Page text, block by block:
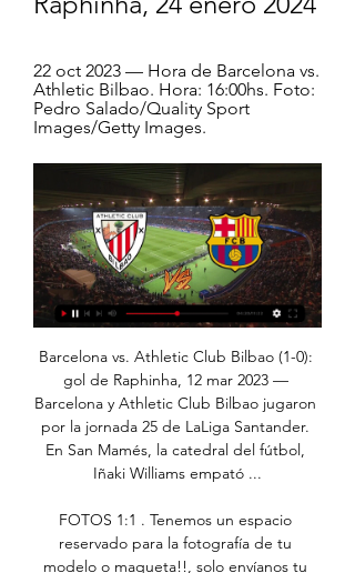
22 oct 2023 — Hora de Barcelona vs.
Athletic Bilbao. Hora: 16:00hs. Foto:
Pedro Salado/Quality Sport
Images/Getty Images.
Barcelona vs. Athletic Club Bilbao (1-0): gol de Raphinha, 12 mar 2023 — Barcelona y Athletic Club Bilbao jugaron por la jornada 25 de LaLiga Santander. En San Mamés, la catedral del fútbol, Iñaki Williams empató ...

FOTOS 1:1 . Tenemos un espacio reservado para la fotografía de tu modelo o maqueta!!, solo envíanos tu fotografía por e-mail a: hobbymex@hobbymex.com con tu nombre, edad, ciudad y una breve descripción de tu maqueta además de que elementos y técnicas utilizaste, no importa si no tienes mucha experiencia, lo que nos importa es que TU lo.

Ofertas de vuelos baratos de Santo Domingo República Dominicana a Dubai Emiratos Árabes Unidos. Encuentra las mejores ofertas de vuelos desde Santo Domingo República Dominicana a Dubai Emiratos Árabes Unidos y reserva tu billete de avión con Viajes el Corte Inglés.

Segundo tiempo | América vs Veracruz se miden HOY (EN VIVO ONLINE vía Azteca 7 y Univisión) por la fecha 17 del Torneo Clausura de la Liga MX …

Transmisión en vivo Toronto Blue Jays vs New York Yankees | MLB Live Blue Jays vs Yankees. 43 18161. blue; en; jays; live; mlb; New York Yankees vs Toronto Blue Jays; toronto; Toronto Blue Jays vs New York Yankees; transmisión; vivo; yankees; york; 43 replies to this post. Rolando Sanchez Perez. Ago 30, 2014 at 6:00 pm Reply. muy buena.

Athletic Club vs Barcelona en vivo El fútbol en el continente europeo esta volviendo a comenzar, y la bola vuelve a rodar en España, con grandes partidos que nos mantendrán pegados a la pantalla. Este domingo 23 de agosto, pasado el mediodía, se jugará uno de los partidos más importantes del día, y seguramente de toda la fecha, y es el que disputarán Athletic Club vs Barcelona.

Bienvenidos a AUVASA! Autobuses Urbanos de Valladolid pone a su disposición toda la información de líneas, recorridos, horarios, datos de interés y las últimas noticias de nuestro servicio de transporte de viajeros en la ciudad de Valladolid.

Banco Industrial, S. A. julio de 2003 – Actualidad 16 años 5 meses.. Universidad de San Carlos de Guatemala. Licenciatura, Contador Público y Auditor. 2003 – 2013. Aptitudes y validaciones Únete a LinkedIn para ver las aptitudes, las validaciones y el perfil completo de Fredy.

Guinea Ecuatorial alcanzó la independencia en fecha tardía respecto al contexto. España en el momento de la transmisión de poderes y, a continuación, en la salida del nuevo país de la fuerza militar española que allí había permanecido, tras la.

VER HOY Barcelona vs. Athletic Bilbao EN VIVO y - Bolavip 17 ene 2021 — ¿Cómo ver EN VIVO y EN DIRECTO Barcelona vs. Athletic Club? El encuentro será transmitido EN DIRECTO para España por #Vamos (8 y 45), M.

El Ministro de Turismo de Argentina pasó por el stand de Perú en FIT y elogió la gastronomía. En el marco de la FIT 2017 y en su recorrido por los diferentes stands, el Ministro de Turismo de la Nación Gustavo Santos eligió deleitarse con la gastronomía peruana.

Consulta los datos del partido Antofagasta vs. Cobreloa en la competición Copa Chile MTS 2017 con comentarios en directo en AS.com. Consulta los datos del partido Antofagasta vs. Cobreloa en la competición Copa Chile MTS 2017 con comentarios en directo en AS.com.

En la categoría Servicios personales Canto Grande (Lima) encontrarás más de 1 000 anuncios, por ejemplo: escorts, gigolos o servicios de compañia.

RESERVA A) POR TELÉFONO AUTOMÁTICO: llama al número 807 517 800 y sigue las instrucciones que se indican.. Vikingur Gota KL Klaksvik NSI Runavik B36 Torshavn KL Klaksvik. Primera Primera Primera Primera. ISRAEL 25 Feyenoord (RÓTERDAM) Feyenoord Ajax PSV Vitesse FC Utrecht Vitesse.

Web Oficial del FC Barcelona Web oficial del FC Barcelona. Todas las noticias relacionadas con el Barça, venta de entradas, servicios al socio y las peñas e información sobre el club.

El equipo de La Línea ha dejado la portería a cero en once de sus quince compromisos. Fuera de casa, solo el líder, la UD Melilla, ha sido capaz de acertar con la portería albinegra y lo hizo tres veces. UCAM, Almería, Atlético Sanluqueño, Badajoz, Ibiza, San Fernando y Talavera fracasaron en el intento, según datos del diario Europa Sur.

Información: El resultado Sarmiento de Junín vs. Brown de Adrogué de Fútbol de Argentina se muestra en tiempo real. Si la transmisión en vivo y en directo no se encuentra disponible, el resultado será actualizado apenas finalice el partido. El horario Sarmiento de Junín vs. Brown …

Somos una empresa chilena líder en el rubro de los remates en línea. Con más de 10 años de experiencia, nuestro éxito y prestigio se sustenta en resultados obtenidos producto de la eficiencia, calidad y capacidad de nuestro equipo formado por más de 30 profesionales que trabajan en la planificación y desarrollo de subastas informadas, transparentes, competitivas y confiables.

Liga MX Comentarios en directo del Morelia v América 2 de marzo de 2019, incluyendo todas las estadísticas y eventos clave del partido, actualizado al instante.

Sólo en casos excepcionales, sobre todo hacia fines del período jesuita, se comienzan a observar algunas ocasiones en las que los caciques saltearon a los padres misioneros y buscaron entablar contacto directo con los funcionarios. Uno de esos casos fue el cacique Cithaalin que más de un dolor de cabeza le dio a los misioneros de San Javier.

En Directo: Real Sporting de Gijón SAD - Real Club Deportivo de La Coruña SAD. Partido de LaLiga SmartBank 2019-2020. Últimas noticias, clasificación, resultados y mucho más de LaLiga SmartBank en El Diario Montañes

Los olmecas de tabasco dieron a conocer sus nuevos uniformes,. Sigue en vivo transmisión de la elección de la flor de oro Tabasco 2019. Olmecas presenta logo,. En tanto, los duelos contra Leones de Yucatán se efectuarán del 22 al 24 de marzo sin sedes mencionadas.

Y nuevamente, labradores, gauchos llaneros, viñateros, carreteros, campesinos todos, vuelven a dejar sus herramientas de trabajo y formar el ejército de La Rioja a las órdenes del general Quiroga, para enfrentar al ejército de “los que profesan el oficio de la muerte”. Facundo se …

Barcelona en directo online Athletic Club - Barce hace 7 minutos — Athletic - Barcelona en directo online Athletic Club - Barcelona de la Copa del Rey: horario y 24 enero 2024 2:40:26ATHLETIC vs FC BARCELONA ...

pre Athletic Club-FC Barcelona I 1/4 Copa 2023-24 - YouTube YouTube YouTube 15:08 YouTube Athletic Club Hace 12 horas Hace 12 horas

Ver el infográfico sobre De Treffers vs VV IJsselmeervogels - Sporticos.com - es un servicio web que presenta la información de los partidos de futbol por medio de atractivos infográficos . Cookies policy This website uses cookies for constant improvement of functioning of the service.

Dpto. de Ingenieria de Comunicaciones Universidad de Cantabria 279 Capítulo 9 Líneas de Transmisión Introducción Las líneas de transmisión confinan la energía electromagnética a una región del espacio limitada por el medio físico que constituye la propia línea, a diferencia de

River Plate vs. Cerro Porteño EN VIVO por Copa Libertadores 2019 | Se disputa el último partido de cuartos de final (vuelta) EN DIRECTO desde el Estadio General Pablo Rojas, conocido como 'La Olla', en Paraguay, a partir de las 5:15 p.m. vía Fox Sports | ONLINE por Facebook Watch y El Popular

[[En vivo-]>>] Ver Athletic contra Barcelona en vivo Ver EN hace 2 horas — 22 oct 2023 — Fecha, horario, cómo ver en vivo y en directo en televisión y cómo seguir online el Barcelona-Athletic, correspondiente a la ...

Diseño Paginas Web Colegios Colombia * Periodico Estudiantil * Integra Sistema Notas * Galerias Fotos * Eventos Academicos * Directorio Docentes * Historia, escudo, himno * Blog del Colegio * Redes sociales; En educolombia creamos la Pagina Web para su Colegio por $ 800.000 pesos .

Barcelona vs Athletic Bilbao EN VIVO. Juego del Barça hoy 30 oct 2023 — Barcelona vs Athletic Bilbao EN VIVO. Juego del Barça hoy - LaLiga 2023 Sigue el resultado del Barça - Athletic Bilbao En Directo Online.

Busca empleo en Berazategui, Buenos Aires en el 2019 en la bolsa de trabajo más grande de Argentina. Encuentra ofertas de trabajo y avisos de las mejores empresas, sólo en Bumeran.

Con Paolo de titular y pateando el primer penal de la tanda, Internacional derrotó a Palmeiras por 5-4 y clasificó a las semifinales de la Copa de Brasil. En tiempo regular igualó la serie ganando 1 …

Medellín y Bogotá mandan: los últimos 15 campeones de Liga se coronaron en El Campín o el Atanasio Junior se coronó campeón de la Liga Águila 2019-I tras vencer a Pasto en la final, partido que se disputó en el estadio El Campín.

Dirección, número telefónico y email para Embajada de Estados Unidos en Ciudad de Panamá, Panamá. Incluye un foro donde se puede discutir de Embajada.

En directo Athletic-Barça vídeo del partido FC Barcelona 1 hace 2 horas — El Athletic recibe FC BARCELONA VS ATHLETIC BILBAO EN VIVO - YouTube YouTube YouTube 4:24:59 YouTube Barça Hoy 22 oct 2023 22 oct 2023 ...

Transmisión en Vivo de Radio Corporacion 25 de Octubre 2019. Transmisión en Vivo de Radio Corporacion 30 de Octubre 2019. Más de 500 paquetes alimenticios fueron distribuidos a presos políticos y excarcelados. Felix Maradiaga brinda declaraciones.#AsiComoSuena. Fernando del Rincon hace un llamado a Daniel Ortega.

Increíble pero real, Liverpool y Tottenham serán los finalistas de esta Champions League. ¿Cuándo se juega la final de la UEFA Champions League? El partido de Tottenham vs Liverpool por la final de la UEFA Champions League 2019 se jugará el sábado 1 de junio en el Wanda Metropolitano de Madrid. Horario del partido según cada país:

DEFUNCIONES*Pablo Casals Bustos*Francisco de Borja Coo Lyon*René Echavarri Otiñano*Isabel del Carmen Flores Valdés*Arturo Juan Foden de la Barra*Zulema García Castillo vda. de Schutz*Héctor Manuel González Pavez*José Luis Feder Katz Lyon*Sergio León Hoffmann*Emelina Bethzide Millán García*Norma Ohlsen Vásquez vda. de Figueroa*Miriam.

Perfil. Radio